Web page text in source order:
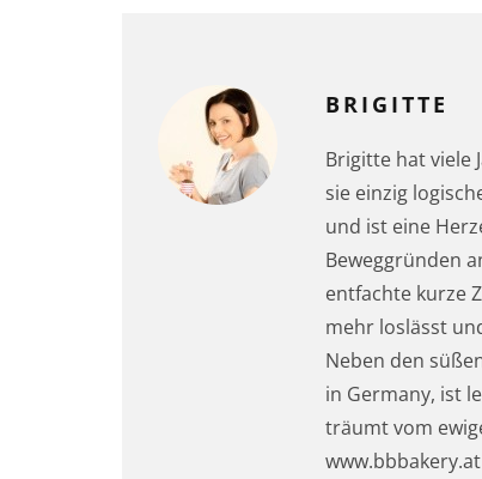
BRIGITTE
Brigitte hat viele
sie einzig
und ist eine
Beweggründen
entfachte kurze
mehr loslässt
Neben den
in Germany, ist
träumt vom